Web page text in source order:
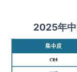
2025年